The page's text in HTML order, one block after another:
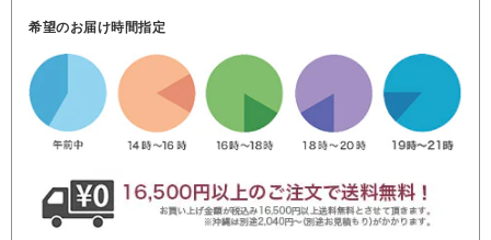
希望のお届け時間指定